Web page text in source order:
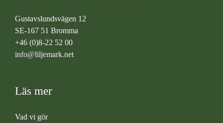
Gustavslundsvägen 12
SE-167 51 Bromma
+46 (0)8-22 52 00
info@liljemark.net
Läs mer
Vad vi gör